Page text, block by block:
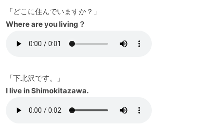
「どこに住んでいますか？」
Where are you living？
「下北沢です。」
I live in Shimokitazawa.